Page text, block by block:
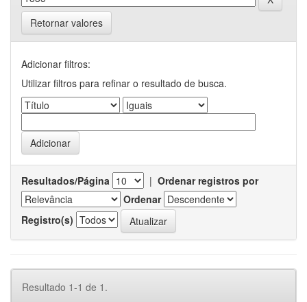
Retornar valores
Adicionar filtros:
Utilizar filtros para refinar o resultado de busca.
Resultados/Página | Ordenar registros por
Ordenar
Registro(s)
Resultado 1-1 de 1.